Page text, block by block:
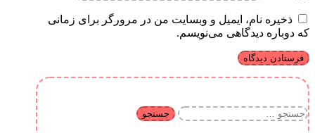
ذخیره نام، ایمیل و وبسایت من در مرورگر برای زمانی
که دوباره دیدگاهی می‌نویسم.
جستجو
برای: